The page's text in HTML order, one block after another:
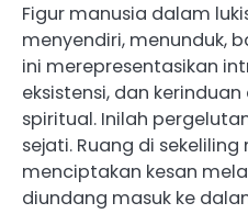
‎Figur manusia dalam
menyendiri, menunduk,
ini merepresentasikan
eksistensi, dan
spiritual. Inilah
sejati. Ruang di
menciptakan kesan
diundang masuk ke